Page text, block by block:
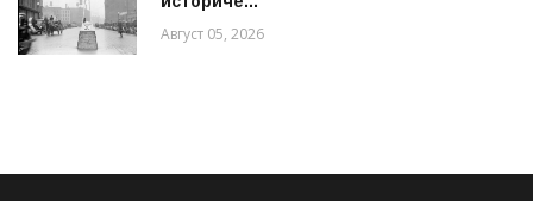
Август 05, 2026